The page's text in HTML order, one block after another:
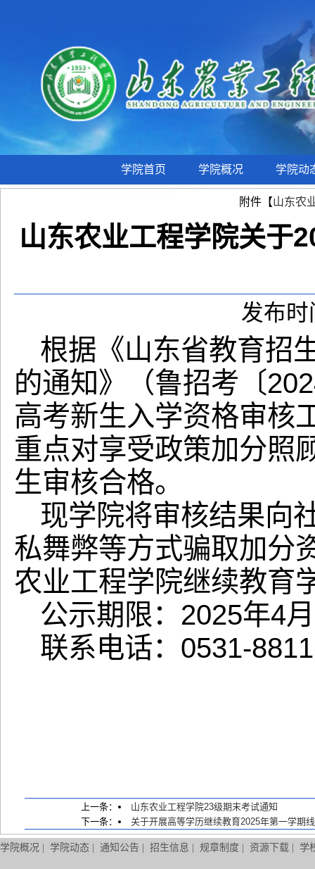
学院首页 学院概况 学院动
附件【山东农
山东农业工程学院关于
发布
根据《山东省教育招
的通知》（鲁招考〔
高考新生入学资格审核
重点对享受政策加分照
生审核合格。
现学院将审核结果向
私舞弊等方式骗取加分
农业工程学院继续教育
公示期限：2025年4
联系电话：0531-
上一条：
山东农业工程学院23级期末考试通知
下一条：
关于开展高等学历继续教育2025年第一学期
学院概况 学院动态 通知公告 招生信息 规章制度 资源下载 学